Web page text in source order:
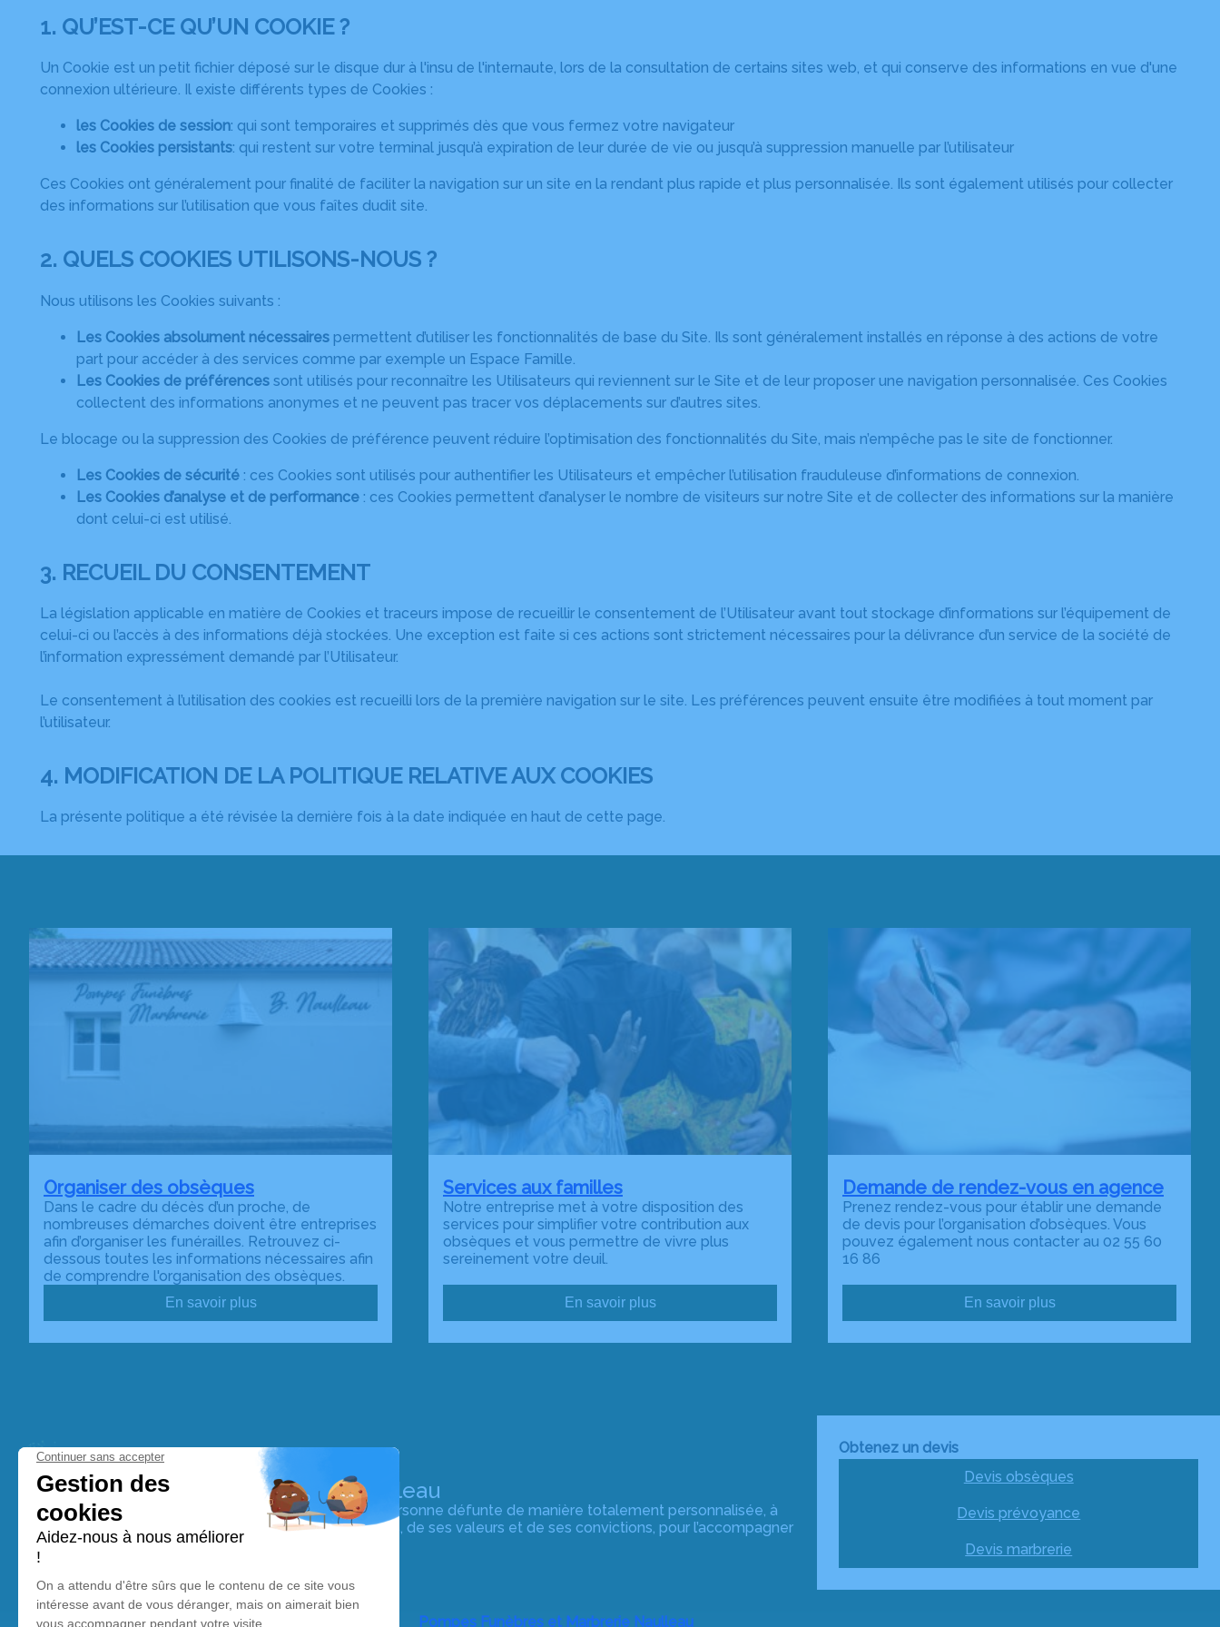
1. QU’EST-CE QU’UN COOKIE ?
Un Cookie est un petit fichier déposé sur le disque dur à l'insu de l'internaute, lors de la consultation de certains sites web, et qui conserve des informations en vue d'une
connexion ultérieure. Il existe différents types de Cookies :
les Cookies de session: qui sont temporaires et supprimés dès que vous fermez votre navigateur
les Cookies persistants: qui restent sur votre terminal jusqu’à expiration de leur durée de vie ou jusqu’à suppression manuelle par l’utilisateur
Ces Cookies ont généralement pour finalité de faciliter la navigation sur un site en la rendant plus rapide et plus personnalisée. Ils sont également utilisés pour collecter
des informations sur l’utilisation que vous faîtes dudit site.
2. QUELS COOKIES UTILISONS-NOUS ?
Nous utilisons les Cookies suivants :
Les Cookies absolument nécessaires permettent d’utiliser les fonctionnalités de base du Site. Ils sont généralement installés en réponse à des actions de votre
part pour accéder à des services comme par exemple un Espace Famille.
Les Cookies de préférences sont utilisés pour reconnaître les Utilisateurs qui reviennent sur le Site et de leur proposer une navigation personnalisée. Ces Cookies
collectent des informations anonymes et ne peuvent pas tracer vos déplacements sur d’autres sites.
Le blocage ou la suppression des Cookies de préférence peuvent réduire l’optimisation des fonctionnalités du Site, mais n’empêche pas le site de fonctionner.
Les Cookies de sécurité : ces Cookies sont utilisés pour authentifier les Utilisateurs et empêcher l’utilisation frauduleuse d’informations de connexion.
Les Cookies d’analyse et de performance : ces Cookies permettent d’analyser le nombre de visiteurs sur notre Site et de collecter des informations sur la manière
dont celui-ci est utilisé.
3. RECUEIL DU CONSENTEMENT
La législation applicable en matière de Cookies et traceurs impose de recueillir le consentement de l’Utilisateur avant tout stockage d’informations sur l’équipement de
celui-ci ou l’accès à des informations déjà stockées. Une exception est faite si ces actions sont strictement nécessaires pour la délivrance d’un service de la société de
l’information expressément demandé par l’Utilisateur.
Le consentement à l’utilisation des cookies est recueilli lors de la première navigation sur le site. Les préférences peuvent ensuite être modifiées à tout moment par
l’utilisateur.
4. MODIFICATION DE LA POLITIQUE RELATIVE AUX COOKIES
La présente politique a été révisée la dernière fois à la date indiquée en haut de cette page.
Organiser des obsèques
Dans le cadre du décès d’un proche, de
nombreuses démarches doivent être entreprises
afin d’organiser les funérailles. Retrouvez ci-
dessous toutes les informations nécessaires afin
de comprendre l'organisation des obsèques.
En savoir plus
Services aux familles
Notre entreprise met à votre disposition des
services pour simplifier votre contribution aux
obsèques et vous permettre de vivre plus
sereinement votre deuil.
En savoir plus
Demande de rendez-vous en agence
Prenez rendez-vous pour établir une demande
de devis pour l’organisation d’obsèques. Vous
pouvez également nous contacter au 02 55 60
16 86
En savoir plus
Pompes Funèbres et Marbrerie Naulleau
Nos équipes vous aident à honorer la mémoire de la personne défunte de manière totalement personnalisée, à
perpétuer son souvenir dans le respect de ses volontés, de ses valeurs et de ses convictions, pour l’accompagner
avec dignité dans son dernier voyage.
Obtenez un devis
Devis obsèques
Devis prévoyance
Devis marbrerie
Nos agences
Pompes Funèbres et Marbrerie Naulleau Pompes Funèbres et Marbrerie Naulleau